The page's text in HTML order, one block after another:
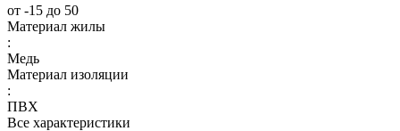
от -15 до 50
Материал жилы
:
Медь
Материал изоляции
:
ПВХ
Все характеристики